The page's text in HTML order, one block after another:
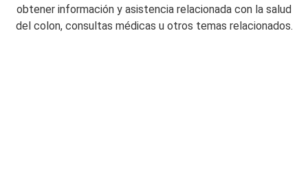
obtener información y asistencia relacionada con la salud
del colon, consultas médicas u otros temas relacionados.